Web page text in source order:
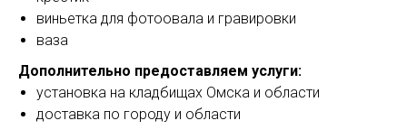
виньетка для фотоовала и гравировки
ваза
Дополнительно предоставляем услуги:
установка на кладбищах Омска и области
доставка по городу и области